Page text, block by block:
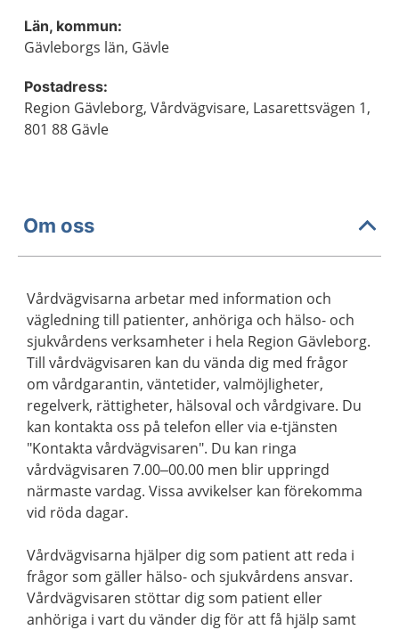
Län, kommun:
Gävleborgs län, Gävle
Postadress:
Region Gävleborg, Vårdvägvisare, Lasarettsvägen 1,
801 88 Gävle
Om oss
Vårdvägvisarna arbetar med information och
vägledning till patienter, anhöriga och hälso- och
sjukvårdens verksamheter i hela Region Gävleborg.
Till vårdvägvisaren kan du vända dig med frågor
om vårdgarantin, väntetider, valmöjligheter,
regelverk, rättigheter, hälsoval och vårdgivare. Du
kan kontakta oss på telefon eller via e-tjänsten
"Kontakta vårdvägvisaren". Du kan ringa
vårdvägvisaren 7.00–00.00 men blir uppringd
närmaste vardag. Vissa avvikelser kan förekomma
vid röda dagar.
Vårdvägvisarna hjälper dig som patient att reda i
frågor som gäller hälso- och sjukvårdens ansvar.
Vårdvägvisaren stöttar dig som patient eller
anhöriga i vart du vänder dig för att få hjälp samt